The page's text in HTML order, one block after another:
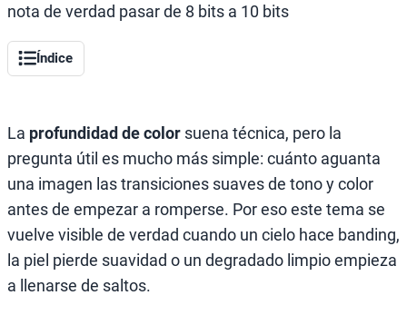
nota de verdad pasar de 8 bits a 10 bits
Índice
La profundidad de color suena técnica, pero la
pregunta útil es mucho más simple: cuánto aguanta
una imagen las transiciones suaves de tono y color
antes de empezar a romperse. Por eso este tema se
vuelve visible de verdad cuando un cielo hace banding,
la piel pierde suavidad o un degradado limpio empieza
a llenarse de saltos.